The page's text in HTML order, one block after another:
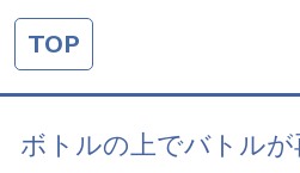
TOP
ボトルの上でバトルが